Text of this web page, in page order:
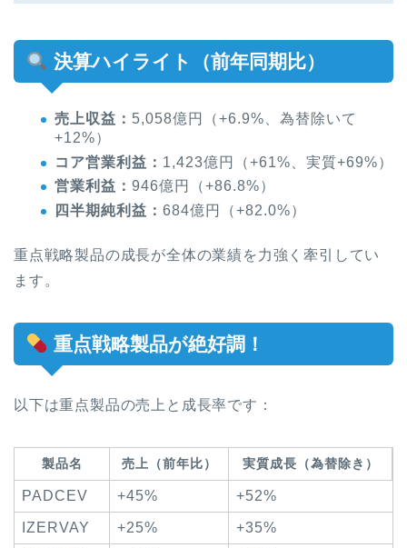
決算ハイライト（前年同期比）
売上収益： 5,058億円（+6.9%、為替除いて
+12%）
コア営業利益： 1,423億円（+61%、実質+69%）
営業利益： 946億円（+86.8%）
四半期純利益： 684億円（+82.0%）
重点戦略製品の成長が全体の業績を力強く牽引してい
ます。
重点戦略製品が絶好調！
以下は重点製品の売上と成長率です：
製品名 売上（前年比） 実質成長（為替除き）
PADCEV +45% +52%
IZERVAY +25% +35%